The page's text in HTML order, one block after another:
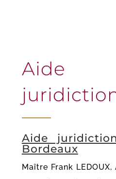
Aide
Aide
Bordeaux
Maître Frank